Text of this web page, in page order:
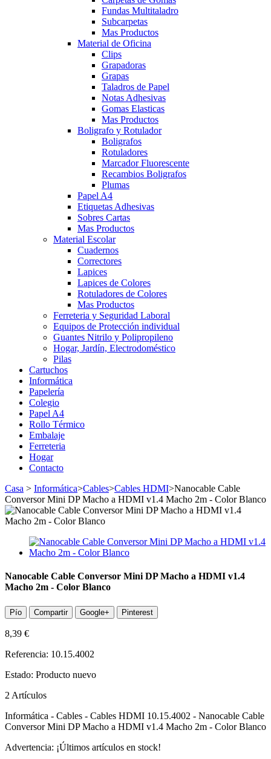
Fundas Multitaladro
Subcarpetas
Mas Productos
Material de Oficina
Clips
Grapadoras
Grapas
Taladros de Papel
Notas Adhesivas
Gomas Elasticas
Mas Productos
Boligrafo y Rotulador
Boligrafos
Rotuladores
Marcador Fluorescente
Recambios Boligrafos
Plumas
Papel A4
Etiquetas Adhesivas
Sobres Cartas
Mas Productos
Material Escolar
Cuadernos
Correctores
Lapices
Lapices de Colores
Rotuladores de Colores
Mas Productos
Ferreteria y Seguridad Laboral
Equipos de Protección individual
Guantes Nitrilo y Polipropileno
Hogar, Jardín, Electrodoméstico
Pilas
Cartuchos
Informática
Papelería
Colegio
Papel A4
Rollo Térmico
Embalaje
Ferreteria
Hogar
Contacto
Casa > Informática>Cables>Cables HDMI>Nanocable Cable
Conversor Mini DP Macho a HDMI v1.4 Macho 2m - Color Blanco
Nanocable Cable Conversor Mini DP Macho a HDMI v1.4
Macho 2m - Color Blanco
Pío Compartir Google+ Pinterest
8,39 €
Referencia: 10.15.4002
Estado: Producto nuevo
2 Artículos
Informática - Cables - Cables HDMI 10.15.4002 - Nanocable Cable
Conversor Mini DP Macho a HDMI v1.4 Macho 2m - Color Blanco
Advertencia: ¡Últimos artículos en stock!